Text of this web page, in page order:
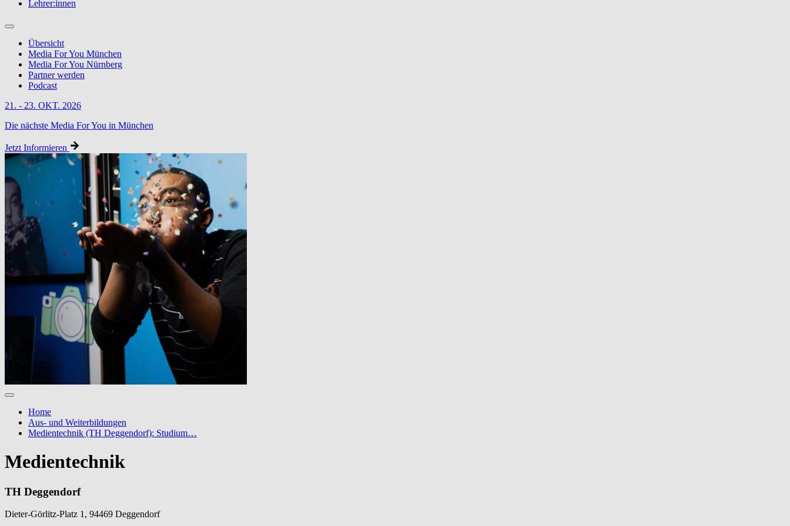
Lehrer:innen
Übersicht
Media For You München
Media For You Nürnberg
Partner werden
Podcast
21. - 23. OKT. 2026
Die nächste Media For You in München
Jetzt Informieren
Home
Aus- und Weiterbildungen
Medientechnik (TH Deggendorf): Studium…
Medientechnik
TH Deggendorf
Dieter-Görlitz-Platz 1, 94469 Deggendorf